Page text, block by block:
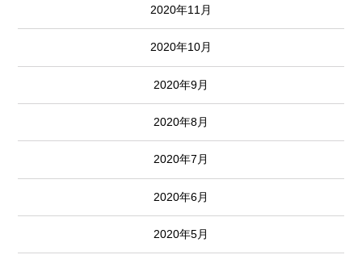
2020年11月
2020年10月
2020年9月
2020年8月
2020年7月
2020年6月
2020年5月